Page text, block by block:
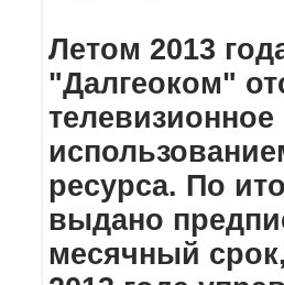
Летом 2013
"Далгеоком"
ресурса. По
выдано
месячный